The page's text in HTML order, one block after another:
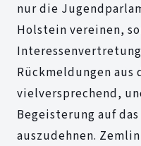
nur die
Holstein vereinen,
Rückmeldungen aus
vielversprechend,
Begeisterung auf
auszudehnen.